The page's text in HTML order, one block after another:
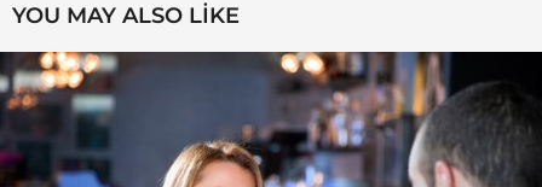
YOU MAY ALSO LIKE